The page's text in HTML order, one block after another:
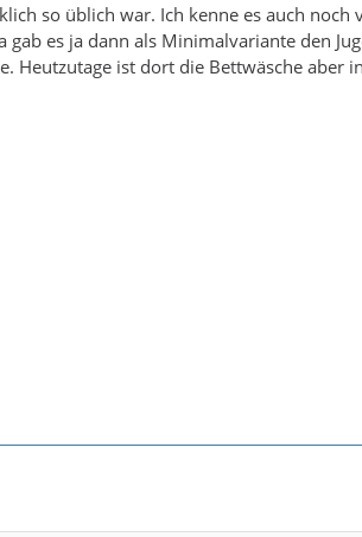
so üblich war. Ich kenne es auch noch
es ja dann als Minimalvariante den
Heutzutage ist dort die Bettwäsche aber